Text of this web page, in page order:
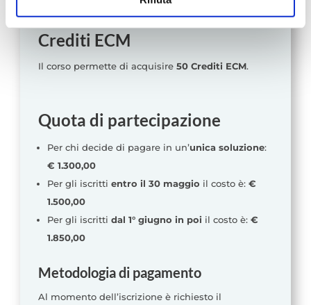
corretto funzionamento e ,con il tuo consenso, cookie
statistici e di Profilazione anche di "terze parti" come
specificato nella cookie policy. Può scegliere se
accettare tutti i cookie, rifiutare tutti i cookies o solo quelli
Crediti ECM
Il corso permette di acquisire 50 Crediti ECM.
Quota di partecipazione
Per chi decide di pagare in un’unica soluzione:
€ 1.300,00
Per gli iscritti entro il 30 maggio il costo è: €
1.500,00
Per gli iscritti dal 1° giugno in poi il costo è: €
1.850,00
Metodologia di pagamento
Al momento dell’iscrizione è richiesto il